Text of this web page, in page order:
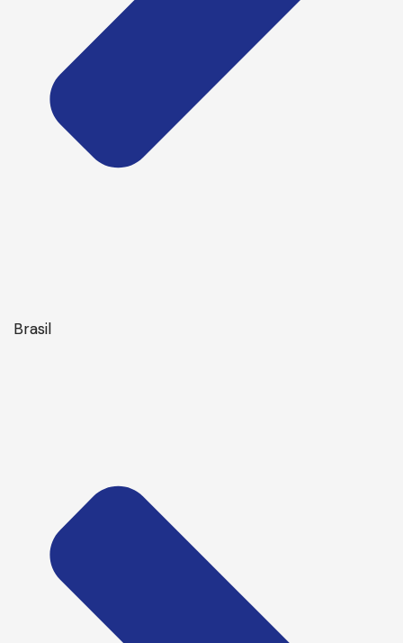
Brasil